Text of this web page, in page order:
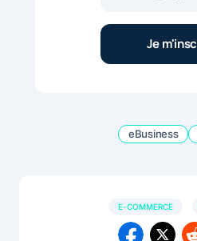
eBusiness
E-COMMERCE